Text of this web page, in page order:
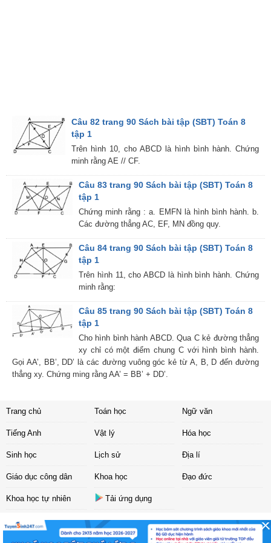
Câu 82 trang 90 Sách bài tập (SBT) Toán 8
tập 1
Trên hình 10, cho ABCD là hình bình hành. Chứng
minh rằng AE // CF.
Câu 83 trang 90 Sách bài tập (SBT) Toán 8
tập 1
Chứng minh rằng : a. EMFN là hình bình hành. b.
Các đường thẳng AC, EF, MN đồng quy.
Câu 84 trang 90 Sách bài tập (SBT) Toán 8
tập 1
Trên hình 11, cho ABCD là hình bình hành. Chứng
minh rằng:
Câu 85 trang 90 Sách bài tập (SBT) Toán 8
tập 1
Cho hình bình hành ABCD. Qua C kẻ đường thẳng
xy chỉ có một điểm chung C với hình bình hành.
Gọi AA’, BB’, DD’ là các đường vuông góc kẻ từ A, B, D đến đường
thẳng xy. Chứng ming rằng AA’ = BB’ + DD’.
Trang chủ Toán học Ngữ văn
Tiếng Anh Vật lý Hóa học
Sinh học Lịch sử Địa lí
Giáo dục công dân Khoa học Đạo đức
Khoa học tự nhiên Tải ứng dụng
Liên hệ
Chính sách
Copyright ©2017 Sachbaitap.com